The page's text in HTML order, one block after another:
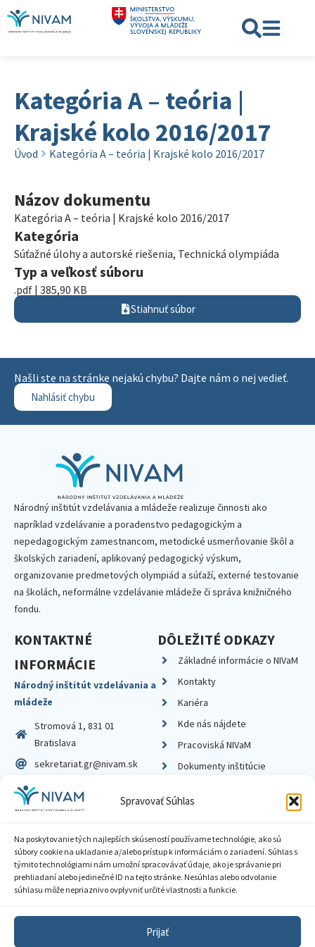
Spravovať Súhlas
Na poskytovanie tých najlepších skúseností používame technológie, ako sú
súbory cookie na ukladanie a/alebo prístup k informáciám o zariadení. Súhlas s
týmito technológiami nám umožní spracovávať údaje, ako je správanie pri
prehliadaní alebo jedinečné ID na tejto stránke. Nesúhlas alebo odvolanie
súhlasu môže nepriaznivo ovplyvniť určité vlastnosti a funkcie.
Prijať
Kategória A – teória |
Krajské kolo 2016/2017
Úvod Kategória A – teória | Krajské kolo 2016/2017
Názov dokumentu
Kategória A – teória | Krajské kolo 2016/2017
Kategória
Súťažné úlohy a autorské riešenia, Technická olympiáda
Typ a veľkosť súboru
.pdf | 385,90 KB
Stiahnuť súbor
Našli ste na stránke nejakú chybu? Dajte nám o nej vedieť.
Nahlásiť chybu
Národný inštitút vzdelávania a mládeže realizuje činnosti ako
napríklad vzdelávanie a poradenstvo pedagogickým a
nepedagogickým zamestnancom, metodické usmerňovanie škôl a
školských zariadení, aplikovaný pedagogický výskum,
organizovanie predmetových olympiád a súťaží, externé testovanie
na školách, neformálne vzdelávanie mládeže či správa knižničného
fondu.
KONTAKTNÉ
INFORMÁCIE
Národný inštitút vzdelávania a
mládeže
Stromová 1, 831 01
Bratislava
sekretariat.gr@nivam.sk
IČO: 00164348
DIČ: 2020798714
DÔLEŽITÉ ODKAZY
Základné informácie o NIVaM
Kontakty
Kariéra
Kde nás nájdete
Pracoviská NIVaM
Dokumenty inštitúcie
Zásady ochrany súkromia
Sprístupnenie informácií